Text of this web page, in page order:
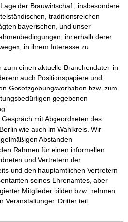
der Brauwirtschaft, insbesondere
traditionsreichen
bayerischen, und unser
innerhalb derer
in ihrem Interesse zu
zum einen aktuelle Branchendaten in
auch Positionspapiere und
Gesetzgebungsvorhaben bzw. zum
gegebenen
mit Abgeordneten des
wie auch im Wahlkreis. Wir
Abständen
Rahmen für einen informellen
und Vertretern der
und den hauptamtlichen Vertretern
seines Ehrenamtes, aber
Mitglieder bilden bzw. nehmen
Veranstaltungen Dritter teil.